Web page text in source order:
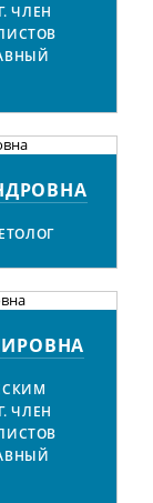
ЧЛЕН
ЧЛЕН